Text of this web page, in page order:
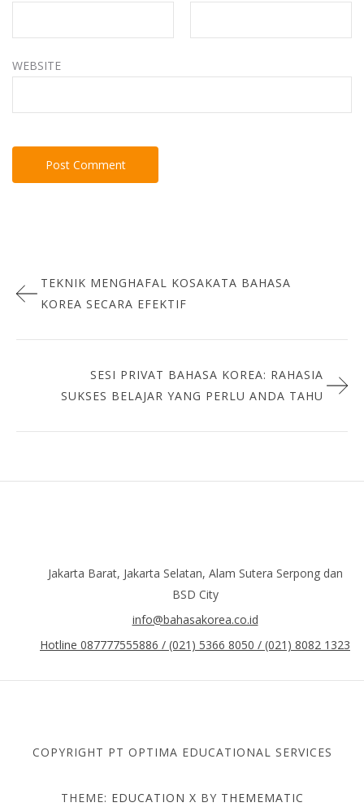
WEBSITE
navigation
TEKNIK MENGHAFAL KOSAKATA BAHASA
KOREA SECARA EFEKTIF
SESI PRIVAT BAHASA KOREA: RAHASIA
SUKSES BELAJAR YANG PERLU ANDA TAHU
Jakarta Barat, Jakarta Selatan, Alam Sutera Serpong dan
BSD City
info@bahasakorea.co.id
Hotline 087777555886 / (021) 5366 8050 / (021) 8082 1323
COPYRIGHT PT OPTIMA EDUCATIONAL SERVICES
THEME: EDUCATION X BY THEMEMATIC